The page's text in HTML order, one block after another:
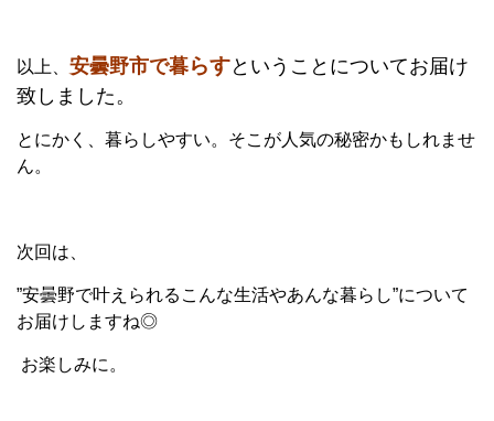
以上、 安曇野市で暮らすということについてお届け
致しました。
とにかく、暮らしやすい。そこが人気の秘密かもしれませ
ん。
次回は、
”安曇野で叶えられるこんな生活やあんな暮らし”について
お届けしますね◎
お楽しみに。